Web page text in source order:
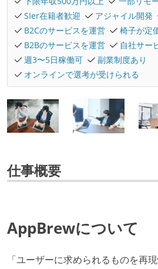
SIer在籍者歓迎
アジャイル開発
B2Cのサービスを運営
椅子が定
B2Bのサービスを運営
自社サー
週3〜5日稼働可
副業制度あり
オンラインで選考が受けられる
仕事概要
AppBrewについて
「ユーザーに求められるものを再